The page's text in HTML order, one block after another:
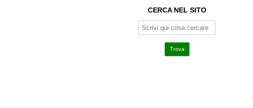
CERCA NEL SITO